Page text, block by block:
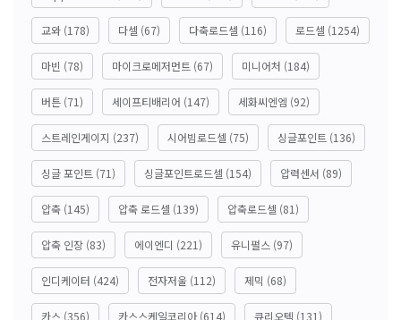
교와 (178) 다셀 (67) 다축로드셀 (116) 로드셀 (1254)
마빈 (78) 마이크로메저먼트 (67) 미니어처 (184)
버튼 (71) 세이프티배리어 (147) 세화씨엔엠 (92)
스트레인게이지 (237) 시어빔로드셀 (75) 싱글포인트 (136)
싱글 포인트 (71) 싱글포인트로드셀 (154) 압력센서 (89)
압축 (145) 압축 로드셀 (139) 압축로드셀 (81)
압축 인장 (83) 에이엔디 (221) 유니펄스 (97)
인디케이터 (424) 전자저울 (112) 제믹 (68)
카스 (356) 카스스케일코리아(614) 큐리오텍 (131)